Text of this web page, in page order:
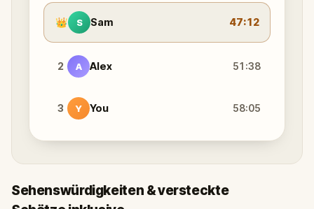
👑 S Sam 47:12
2 A Alex 51:38
3 Y You 58:05
Sehenswürdigkeiten & versteckte